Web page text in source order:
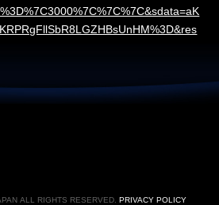
ALL RIGHTS RESERVED. PRIVACY POLICY